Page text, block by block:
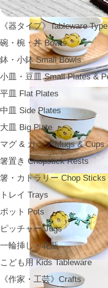
《器タイプ》Tableware Type
碗・椀・丼 Bowls
鉢・小鉢 Small Bowls
小皿・豆皿 Small Plates &
平皿 Flat Plates
中皿 Side Plates
大皿 Big Plate
マグ & カップ Mugs & Cups
箸置き Chopstick Rests
箸・カトラリー Chop
トレイ Trays
ポット Pots
ピッチャー Jugs
一輪挿し・花瓶
こども用 Kids Tableware
《作家・工芸》Crafts